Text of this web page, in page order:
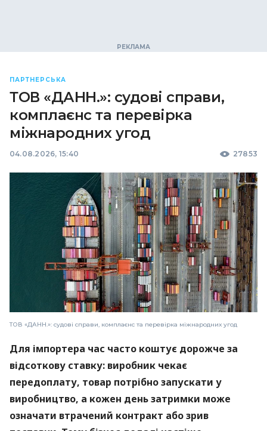
ПАРТНЕРСЬКА
ТОВ «ДАНН.»: судові справи,
комплаєнс та перевірка
міжнародних угод
04.08.2026, 15:40 27853
ТОВ «ДАНН.»: судові справи, комплаєнс та перевірка міжнародних угод
Для імпортера час часто коштує дорожче за
відсоткову ставку: виробник чекає
передоплату, товар потрібно запускати у
виробництво, а кожен день затримки може
означати втрачений контракт або зрив